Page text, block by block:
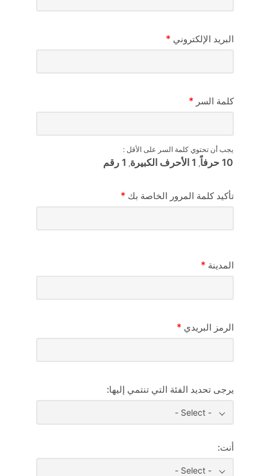
البريد الإلكتروني *
كلمة السر *
يجب أن تحتوي كلمة السر على الأقل :
10 حرفاً , 1 الأحرف الكبيرة , 1 رقم
تأكيد كلمة المرور الخاصة بك *
المدينة *
الرمز البريدي *
يرجى تحديد الفئة التي تنتمي إليها:
- Select -
أنت:
- Select -